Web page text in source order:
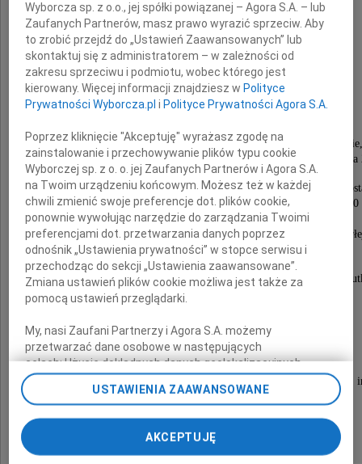
Ewa Śledziewska
z domu Zając
najdroższa Żona, Mama i Babcia
przeżywszy 78 lat, po długiej i ciężkiej chorobie,
opatrzona świętymi sakramentami, zmarła dnia 11
Nabożeństwo żałobne przy Zmarłej odprawione
w środę 7 września 2011 roku o godzinie 13.40
w kaplicy na Cmentarzu Rakowickim,
po czym nastąpi odprowadzenie Prochów
na miejsce wiecznego spoczynku.
O czym zawiadamiają pogrążeni w głębokim
Prosimy o nieskładanie kondolencji.
Zamiast kwiatów prosimy o składanie ofiary na rzecz DPS
Wyborcza sp. z o.o., jej spółki powiązanej – Agora S.A. – lub
Zaufanych Partnerów, masz prawo wyrazić sprzeciw. Aby
to zrobić przejdź do „Ustawień Zaawansowanych” lub
skontaktuj się z administratorem – w zależności od
zakresu sprzeciwu i podmiotu, wobec którego jest
kierowany. Więcej informacji znajdziesz w Polityce
Prywatności Wyborcza.pl i Polityce Prywatności Agora S.A.
Poprzez kliknięcie "Akceptuję" wyrażasz zgodę na
zainstalowanie i przechowywanie plików typu cookie
Wyborczej sp. z o. o. jej Zaufanych Partnerów i Agora S.A.
na Twoim urządzeniu końcowym. Możesz też w każdej
chwili zmienić swoje preferencje dot. plików cookie,
ponownie wywołując narzędzie do zarządzania Twoimi
preferencjami dot. przetwarzania danych poprzez
odnośnik „Ustawienia prywatności” w stopce serwisu i
przechodząc do sekcji „Ustawienia zaawansowane”.
Zmiana ustawień plików cookie możliwa jest także za
pomocą ustawień przeglądarki.
My, nasi Zaufani Partnerzy i Agora S.A. możemy
przetwarzać dane osobowe w następujących
celach:Użycie dokładnych danych geolokalizacyjnych.
Aktywne skanowanie charakterystyki urządzenia do celów
identyfikacji. Przechowywanie informacji na urządzeniu lub
reklam i treści, badnie odbiorców i ulepszanie usług.
Lista Zaufanych Partnerów
USTAWIENIA ZAAWANSOWANE
AKCEPTUJĘ